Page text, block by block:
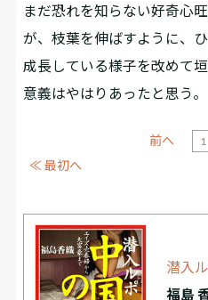
まだ恐れを知らない好奇心
が、枝葉を伸ばすように、
成長している様子を改めて
意義はやはりあったと思う。
≪ 最初へ
前へ 1
潜入
福島